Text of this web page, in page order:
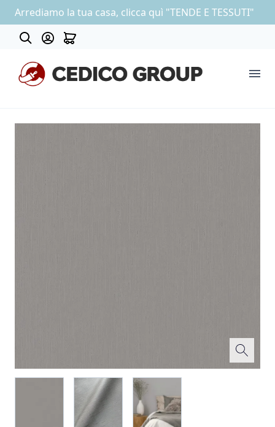
Arrediamo la tua casa, clicca quì "TENDE E TESSUTI"